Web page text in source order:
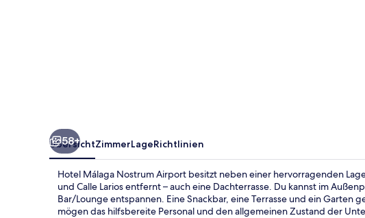
58+
ÜbersichtZimmerLageRichtlinien
Hotel Málaga Nostrum Airport besitzt neben einer hervorragenden
und Calle Larios entfernt – auch eine Dachterrasse. Du kannst im
Bar/Lounge entspannen. Eine Snackbar, eine Terrasse und ein Garten
mögen das hilfsbereite Personal und den allgemeinen Zustand der